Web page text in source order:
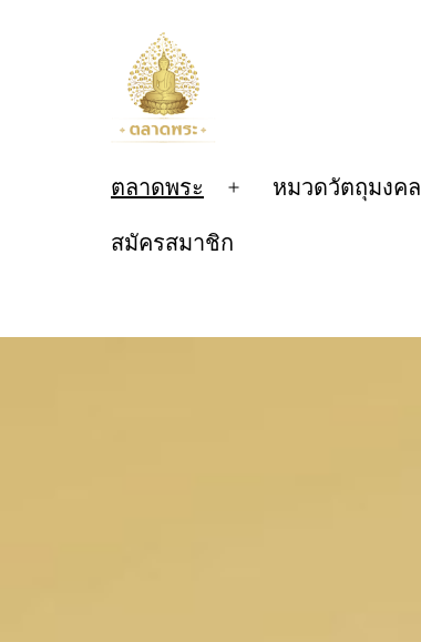
ตลาด
พระ
ตลาดพระ
Open
menu
หมวดวัตถุมงคล
สมัครสมาชิก